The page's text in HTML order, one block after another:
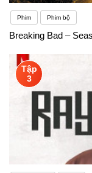
Phim Phim bộ
Breaking Bad –
Tập
3